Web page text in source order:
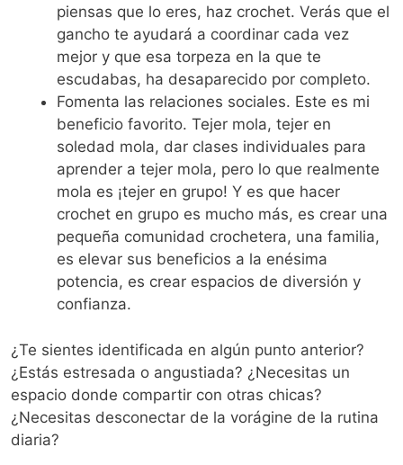
piensas que lo eres, haz crochet. Verás que el
gancho te ayudará a coordinar cada vez
mejor y que esa torpeza en la que te
escudabas, ha desaparecido por completo.
Fomenta las relaciones sociales. Este es mi
beneficio favorito. Tejer mola, tejer en
soledad mola, dar clases individuales para
aprender a tejer mola, pero lo que realmente
mola es ¡tejer en grupo! Y es que hacer
crochet en grupo es mucho más, es crear una
pequeña comunidad crochetera, una familia,
es elevar sus beneficios a la enésima
potencia, es crear espacios de diversión y
confianza.
¿Te sientes identificada en algún punto anterior?
¿Estás estresada o angustiada? ¿Necesitas un
espacio donde compartir con otras chicas?
¿Necesitas desconectar de la vorágine de la rutina
diaria?